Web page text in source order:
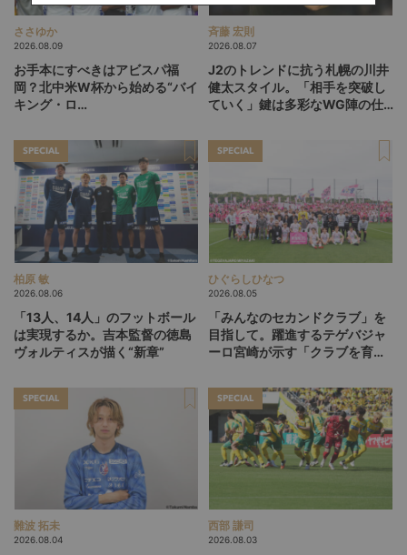
ささゆか
2026.08.09
お手本にすべきはアビスパ福
岡？北中米W杯から始める“バイ
キング・ロ
探す旅
斉藤 宏則
2026.08.07
J2のトレンドに抗う札幌の川井
健太スタイル。「相手を突破し
ていく」鍵は多彩なWG陣の仕
SPECIAL
柏原 敏
2026.08.06
「13人、14人」のフットボール
は実現するか。吉本監督の徳島
ヴォルティスが描く“新章”
SPECIAL
ひぐらしひなつ
2026.08.05
「みんなのセカンドクラブ」を
目指して。躍進するテゲバジャ
ーロ宮崎が示す「クラブを育て
SPECIAL
難波 拓未
2026.08.04
SPECIAL
西部 謙司
2026.08.03